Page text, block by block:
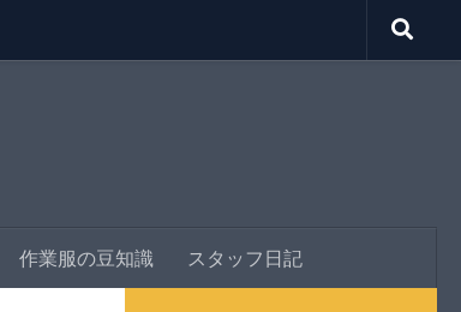
作業服の豆知識 スタッフ日記